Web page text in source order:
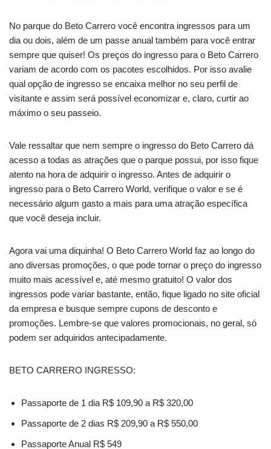
No parque do Beto Carrero você encontra ingressos para um
dia ou dois, além de um passe anual também para você entrar
sempre que quiser! Os preços do ingresso para o Beto Carrero
variam de acordo com os pacotes escolhidos. Por isso avalie
qual opção de ingresso se encaixa melhor no seu perfil de
visitante e assim será possível economizar e, claro, curtir ao
máximo o seu passeio.
Vale ressaltar que nem sempre o ingresso do Beto Carrero dá
acesso a todas as atrações que o parque possui, por isso fique
atento na hora de adquirir o ingresso. Antes de adquirir o
ingresso para o Beto Carrero World, verifique o valor e se é
necessário algum gasto a mais para uma atração específica
que você deseja incluir.
Agora vai uma diquinha! O Beto Carrero World faz ao longo do
ano diversas promoções, o que pode tornar o preço do ingresso
muito mais acessível e, até mesmo gratuito! O valor dos
ingressos pode variar bastante, então, fique ligado no site oficial
da empresa e busque sempre cupons de desconto e
promoções. Lembre-se que valores promocionais, no geral, só
podem ser adquiridos antecipadamente.
BETO CARRERO INGRESSO:
Passaporte de 1 dia R$ 109,90 a R$ 320,00
Passaporte de 2 dias R$ 209,90 a R$ 550,00
Passaporte Anual R$ 549